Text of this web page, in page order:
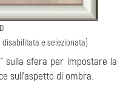
e selezionata)
sulla sfera per impostare la
sull'aspetto di ombra.